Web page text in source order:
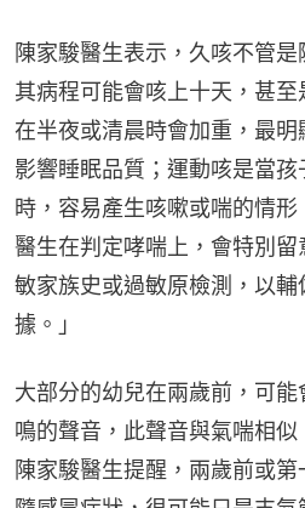
陳家駿醫生表示，久咳不管是
其病程可能會咳上十天，甚
在半夜或清晨時會加重，最
影響睡眠品質；運動咳是當
時，容易產生咳嗽或喘的情
醫生在判定哮喘上，會特別
敏家族史或過敏原檢測，以
據。」
大部分的幼兒在兩歲前，可
鳴的聲音，此聲音與氣喘相似
陳家駿醫生提醒，兩歲前或